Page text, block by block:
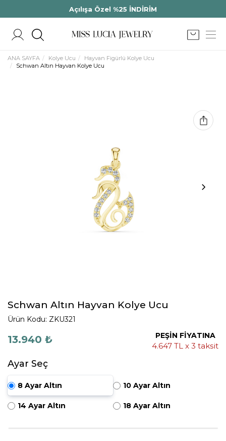
Açılışa Özel %25 İNDİRİM
ANA SAYFA Kolye Ucu
Hayvan Figürlü Kolye Ucu
Schwan Altın Hayvan Kolye Ucu
Schwan Altın Hayvan Kolye Ucu
Ürün Kodu: ZKU321
13.940 ₺ PEŞİN FİYATINA
4.647 TL x 3 taksit
Ayar Seç
8 Ayar Altın 10 Ayar Altın
14 Ayar Altın 18 Ayar Altın